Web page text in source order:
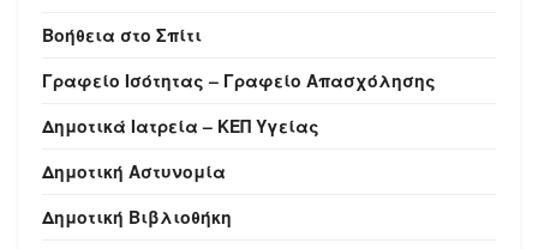
Βοήθεια στο Σπίτι
Γραφείο Ισότητας – Γραφείο Απασχόλησης
Δημοτικά Ιατρεία – ΚΕΠ Υγείας
Δημοτική Αστυνομία
Δημοτική Βιβλιοθήκη